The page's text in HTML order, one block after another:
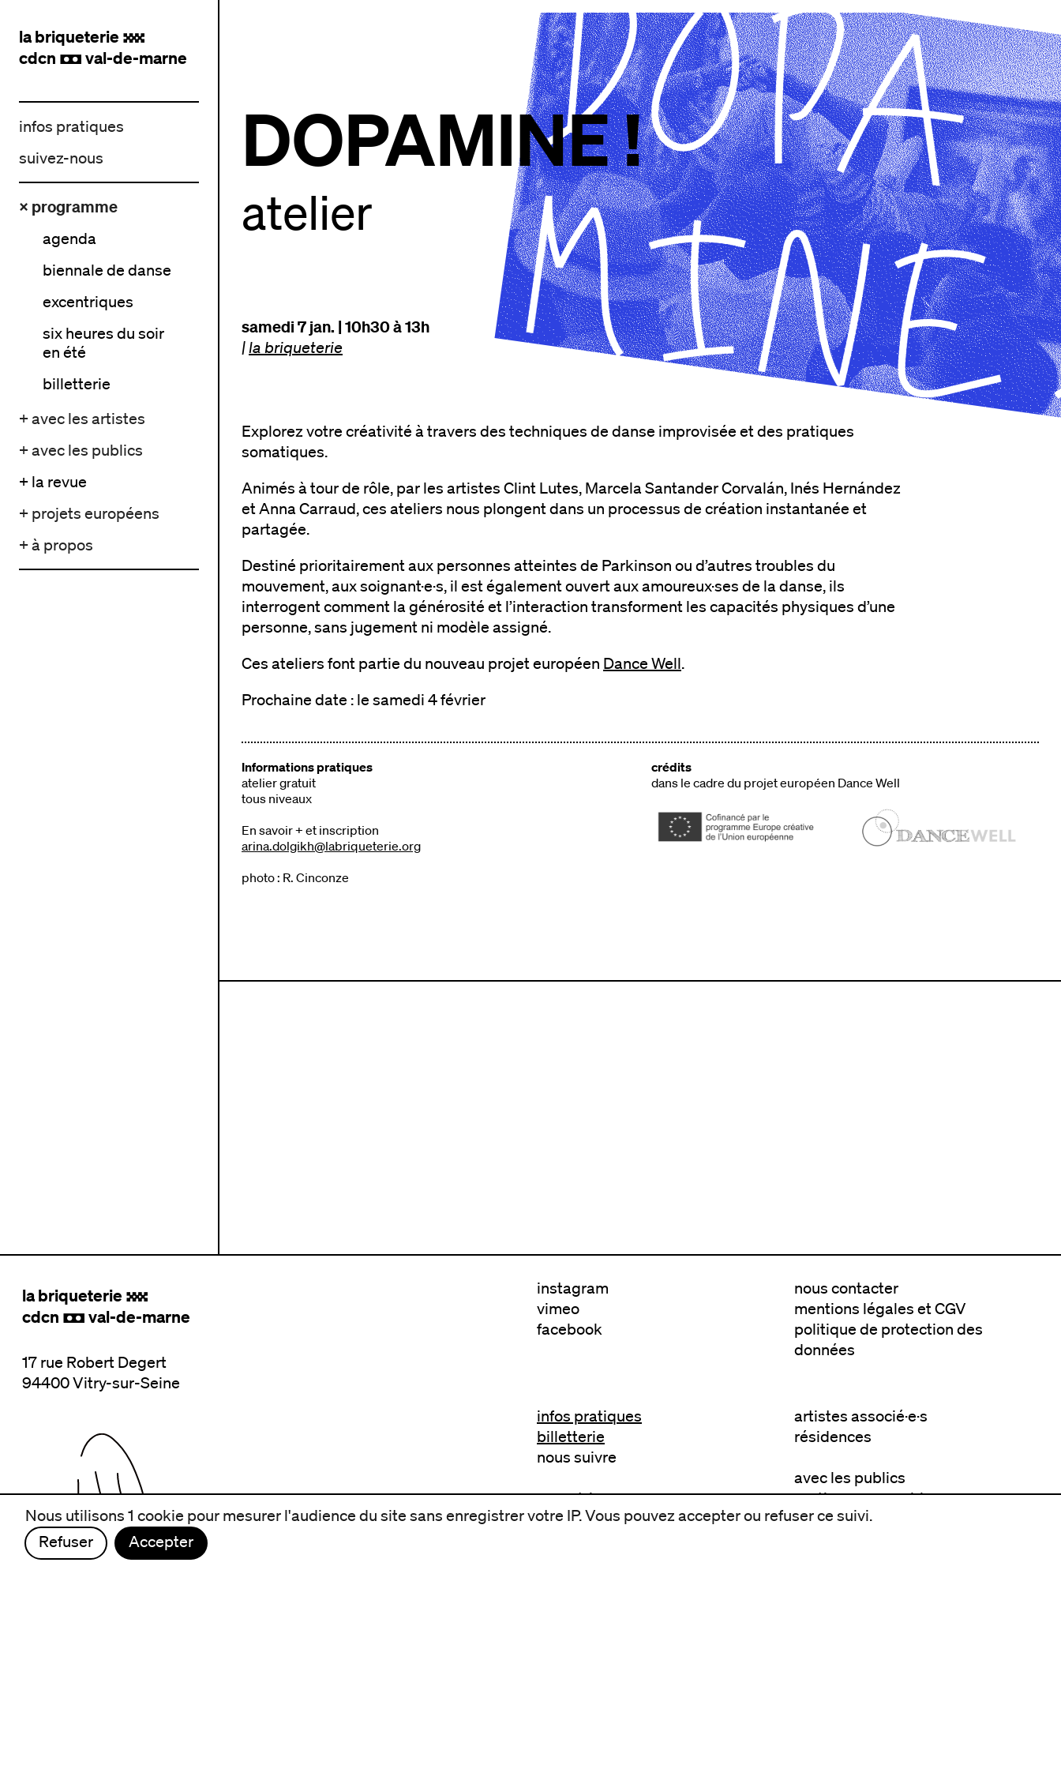
la briqueterie .
cdcn , val-de-marne
infos pratiques
suivez-nous
× programme
agenda
biennale de danse
excentriques
six heures du soir
en été
billetterie
+ avec les artistes
+ avec les publics
+ la revue
+ projets européens
+ à propos
DOPAMINE !
atelier
samedi 7 jan. | 10h30 à 13h
| la briqueterie
Explorez votre créativité à travers des techniques de danse improvisée et des pratiques
somatiques.
Animés à tour de rôle, par les artistes Clint Lutes, Marcela Santander Corvalán, Inés Hernández
et Anna Carraud, ces ateliers nous plongent dans un processus de création instantanée et
partagée.
Destiné prioritairement aux personnes atteintes de Parkinson ou d’autres troubles du
mouvement, aux soignant·e·s, il est également ouvert aux amoureux·ses de la danse, ils
interrogent comment la générosité et l’interaction transforment les capacités physiques d’une
personne, sans jugement ni modèle assigné.
Ces ateliers font partie du nouveau projet européen Dance Well.
Prochaine date : le samedi 4 février
Informations pratiques
atelier gratuit
tous niveaux
En savoir + et inscription
arina.dolgikh@labriqueterie.org
photo : R. Cinconze
crédits
dans le cadre du projet européen Dance Well
la briqueterie .
cdcn , val-de-marne
17 rue Robert Degert
94400 Vitry-sur-Seine
instagram
vimeo
facebook
nous contacter
mentions légales et CGV
politique de protection des
données
infos pratiques
billetterie
nous suivre
excentriques
biennale de danse
artistes associé·e·s
résidences
avec les publics
pratiquer ensemble
de l'école à l'université
Nous utilisons 1 cookie pour mesurer l'audience du site sans enregistrer votre IP. Vous pouvez accepter ou refuser ce suivi.
Refuser
Accepter